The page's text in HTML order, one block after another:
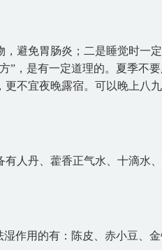
避免胃肠炎；二是睡觉时一
”，是有一定道理的。夏季不
不宜夜晚露宿。可以晚上八
人丹、藿香正气水、十滴水
作用的有：陈皮、赤小豆、金